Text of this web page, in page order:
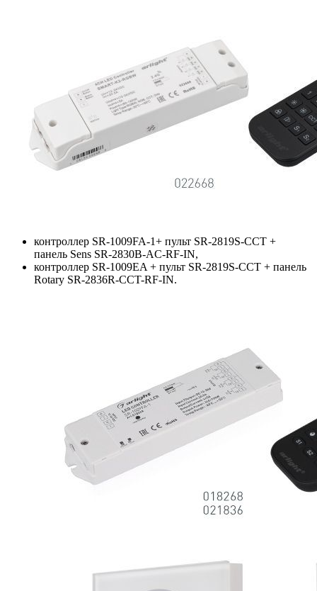
контроллер SR-1009FA-1+ пульт SR-2819S-CCT +
панель Sens SR-2830B-AC-RF-IN,
контроллер SR-1009EA + пульт SR-2819S-CCT + панель
Rotary SR-2836R-CCT-RF-IN.